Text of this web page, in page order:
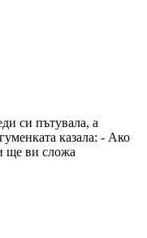
си пътувала, а
казала: - Ако
ще ви сложа